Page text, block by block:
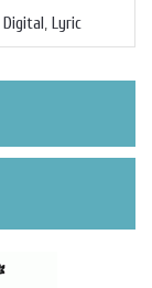
Digital , Lyric